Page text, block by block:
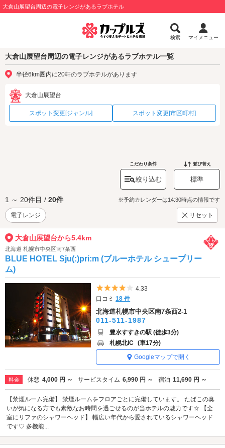
大倉山展望台周辺の電子レンジがあるラブホテル
検索 マイメニュー
大倉山展望台周辺の電子レンジがあるラブホテル一覧
半径6km圏内に20軒のラブホテルがあります
大倉山展望台
スポット変更[ジャンル] スポット変更[市区町村]
こだわり条件
絞り込む
並び替え
標準
1 ～ 20件目 / 20件 ※予約カレンダーは14:30時点の情報です
電子レンジ リセット
大倉山展望台から5.4km
北海道 札幌市中央区南7条西
BLUE HOTEL Sju(:)pri:m (ブルーホテル シュープリー
ム)
5つ星のうち4
4.33
口コミ18 件
北海道札幌市中央区南7条西2-1
011-511-1987
豊水すすきの駅 (徒歩3分)
札幌北IC (車17分)
Googleマップで開く
料金 休憩 4,000 円 ～ サービスタイム 6,990 円 ～ 宿泊 11,690 円 ～
【禁煙ルーム完備】 禁煙ルームをフロアごとに完備しています。 たばこの臭
いが気になる方でも素敵なお時間を過ごせるのが当ホテルの魅力です☆ 【全
室にリファのシャワーヘッド】 幅広い年代から愛されているシャワーヘッド
です♡ 多機能...